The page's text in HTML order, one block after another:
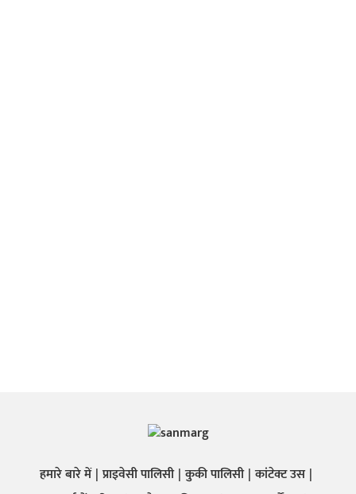
हमारे बारे में प्राइवेसी पालिसी कुकी पालिसी कांटेक्ट उस